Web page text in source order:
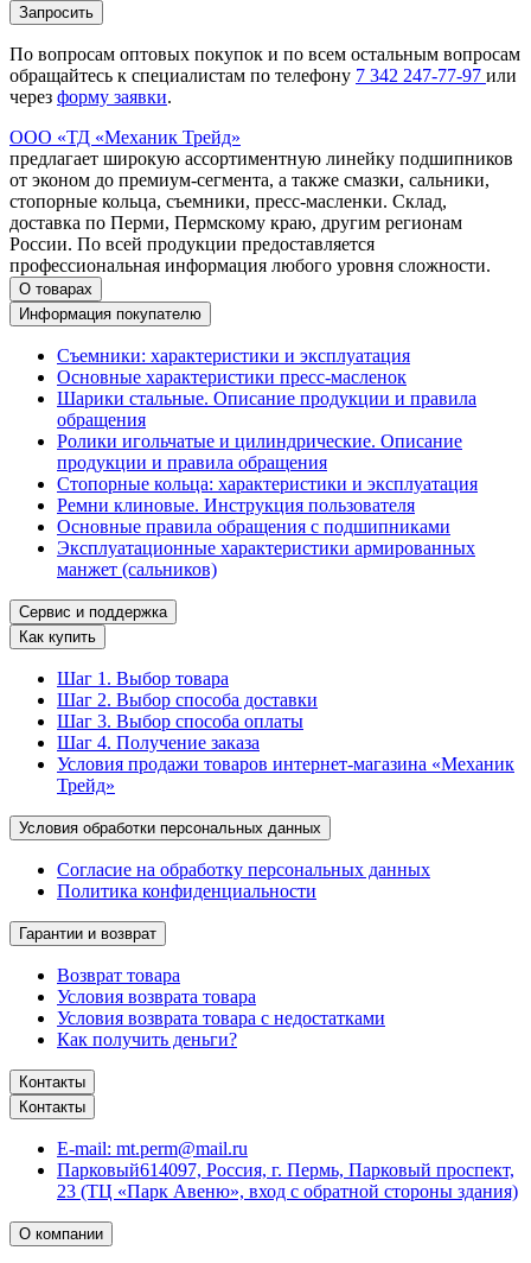
Запросить
По вопросам оптовых покупок и по всем остальным вопросам
обращайтесь к специалистам по телефону 7 342 247-77-97 или
через форму заявки.
ООО «ТД «Механик Трейд»
предлагает широкую ассортиментную линейку подшипников
от эконом до премиум-сегмента, а также смазки, сальники,
стопорные кольца, съемники, пресс-масленки. Склад,
доставка по Перми, Пермскому краю, другим регионам
России. По всей продукции предоставляется
профессиональная информация любого уровня сложности.
О товарах
Информация покупателю
Съемники: характеристики и эксплуатация
Основные характеристики пресс‑масленок
Шарики стальные. Описание продукции и правила
обращения
Ролики игольчатые и цилиндрические. Описание
продукции и правила обращения
Стопорные кольца: характеристики и эксплуатация
Ремни клиновые. Инструкция пользователя
Основные правила обращения с подшипниками
Эксплуатационные характеристики армированных
манжет (сальников)
Сервис и поддержка
Как купить
Шаг 1. Выбор товара
Шаг 2. Выбор способа доставки
Шаг 3. Выбор способа оплаты
Шаг 4. Получение заказа
Условия продажи товаров интернет-магазина «Механик
Трейд»
Условия обработки персональных данных
Согласие на обработку персональных данных
Политика конфиденциальности
Гарантии и возврат
Возврат товара
Условия возврата товара
Условия возврата товара с недостатками
Как получить деньги?
Контакты
Контакты
E-mail: mt.perm@mail.ru
Парковый614097, Россия, г. Пермь, Парковый проспект,
23 (ТЦ «Парк Авеню», вход с обратной стороны здания)
О компании